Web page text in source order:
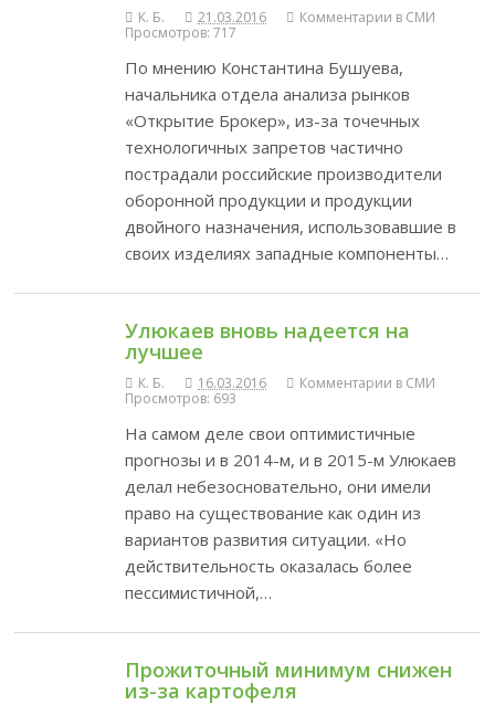
К. Б. 21.03.2016
Комментарии в СМИ
Просмотров: 717
По мнению Константина Бушуева,
начальника отдела анализа рынков
«Открытие Брокер», из-за точечных
технологичных запретов частично
пострадали российские производители
оборонной продукции и продукции
двойного назначения, использовавшие в
своих изделиях западные компоненты…
Улюкаев вновь надеется на
лучшее
К. Б. 16.03.2016
Комментарии в СМИ
Просмотров: 693
На самом деле свои оптимистичные
прогнозы и в 2014-м, и в 2015-м Улюкаев
делал небезосновательно, они имели
право на существование как один из
вариантов развития ситуации. «Но
действительность оказалась более
пессимистичной,…
Прожиточный минимум снижен
из-за картофеля